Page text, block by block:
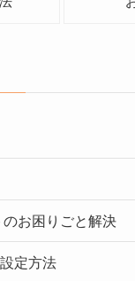
お困りごと解決
定方法